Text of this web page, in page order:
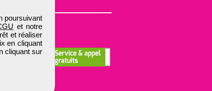
poursuivant
et notre
et réaliser
en cliquant
cliquant sur